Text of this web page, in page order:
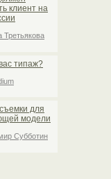
клиент на
Третьякова
типаж?
для
модели
Субботин